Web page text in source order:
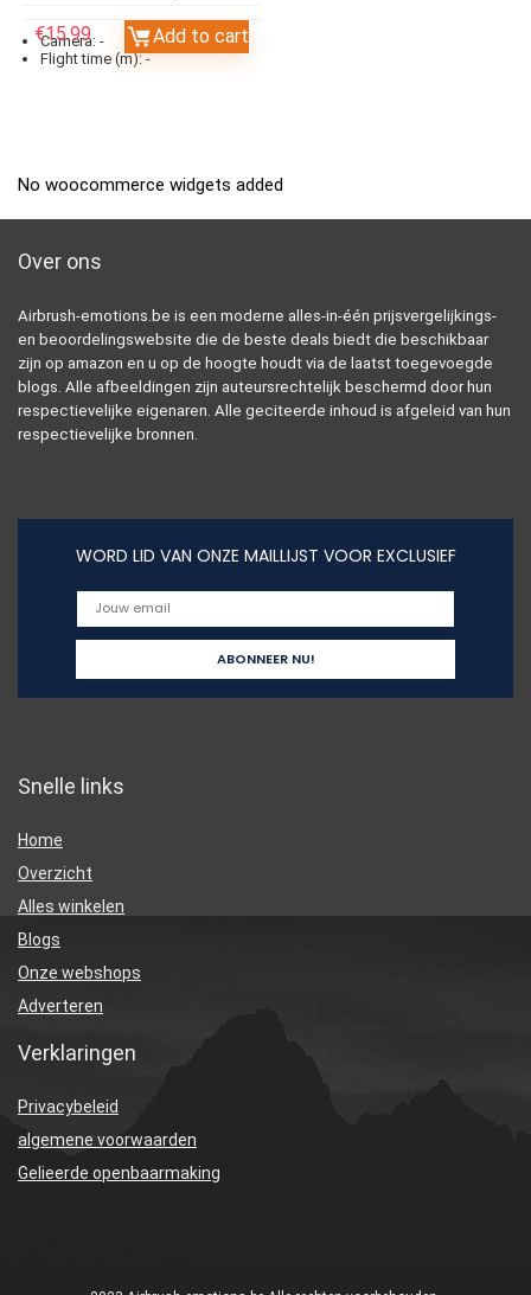
Camera: -
Flight time (m):-
€15.99 Add to cart
No woocommerce widgets added
Over ons
Airbrush-emotions.be is een moderne alles-in-één prijsvergelijkings-
en beoordelingswebsite die de beste deals biedt die beschikbaar
zijn op amazon en u op de hoogte houdt via de laatst toegevoegde
blogs. Alle afbeeldingen zijn auteursrechtelijk beschermd door hun
respectievelijke eigenaren. Alle geciteerde inhoud is afgeleid van hun
respectievelijke bronnen.
WORD LID VAN ONZE MAILLIJST VOOR EXCLUSIEF
Snelle links
Home
Overzicht
Alles winkelen
Blogs
Onze webshops
Adverteren
Verklaringen
Privacybeleid
algemene voorwaarden
Gelieerde openbaarmaking